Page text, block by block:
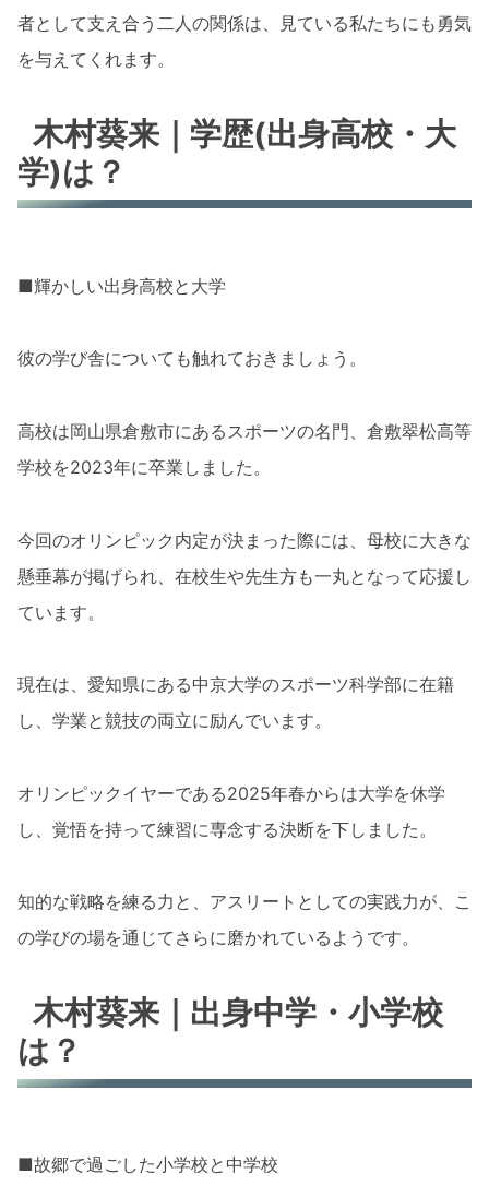
者として支え合う二人の関係は、見ている私たちにも勇気
を与えてくれます。
木村葵来｜学歴(出身高校・大
学)は？
■輝かしい出身高校と大学
彼の学び舎についても触れておきましょう。
高校は岡山県倉敷市にあるスポーツの名門、倉敷翠松高等
学校を2023年に卒業しました。
今回のオリンピック内定が決まった際には、母校に大きな
懸垂幕が掲げられ、在校生や先生方も一丸となって応援し
ています。
現在は、愛知県にある中京大学のスポーツ科学部に在籍
し、学業と競技の両立に励んでいます。
オリンピックイヤーである2025年春からは大学を休学
し、覚悟を持って練習に専念する決断を下しました。
知的な戦略を練る力と、アスリートとしての実践力が、こ
の学びの場を通じてさらに磨かれているようです。
木村葵来｜出身中学・小学校
は？
■故郷で過ごした小学校と中学校